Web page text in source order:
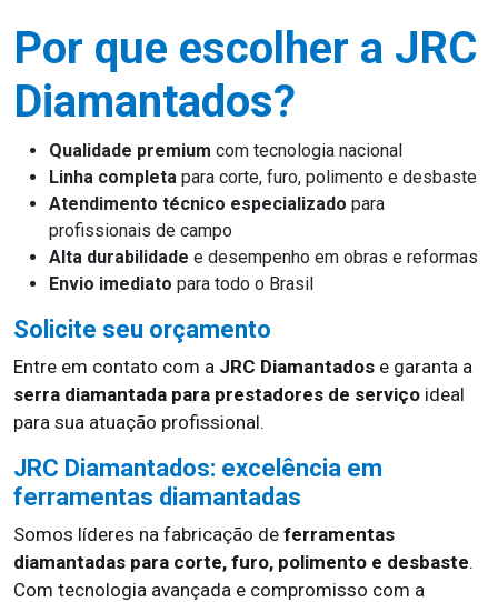
Por que escolher a JRC
Diamantados?
Qualidade premium com tecnologia nacional
Linha completa para corte, furo, polimento e desbaste
Atendimento técnico especializado para
profissionais de campo
Alta durabilidade e desempenho em obras e reformas
Envio imediato para todo o Brasil
Solicite seu orçamento
Entre em contato com a JRC Diamantados e garanta a
serra diamantada para prestadores de serviço ideal
para sua atuação profissional.
JRC Diamantados: excelência em
ferramentas diamantadas
Somos líderes na fabricação de ferramentas
diamantadas para corte, furo, polimento e desbaste.
Com tecnologia avançada e compromisso com a